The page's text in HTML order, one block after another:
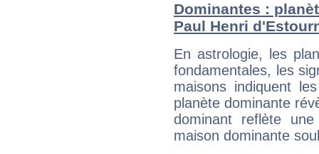
Dominantes :
Paul Henri
En astrologie, les
fondamentales, les
maisons indiquent
planète dominante
dominant reflète
maison dominante